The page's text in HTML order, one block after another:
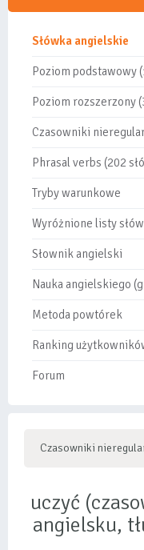
Słówka angielskie
Poziom podstawowy
Poziom rozszerzony
Czasowniki
Phrasal verbs (202
Tryby warunkowe
Wyróżnione listy
Słownik angielski
Nauka angielskiego
Metoda powtórek
Ranking
Forum
Czasowniki
uczyć
angielsku,